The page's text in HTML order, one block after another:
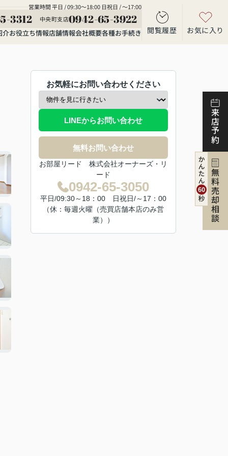
営業時間 平日 / 09:30～18:00 日祝日 / ～17:00
3312 中央町支店0942-65-3922
介お役立ち情報店舗情報会社概要各種お手続き 閲覧履歴 お気に入り
来店予約
無料売却相談
お気軽にお問い合わせください
LINEからお問い合わせ
無料お問い合わせ
お部屋リード 株式会社オーナーズ・リ
ード
0942-65-3050
平日/09:30～18：00 日祝日/～17：00
（休：毎週火曜（売買店舗本店のみ営
業））